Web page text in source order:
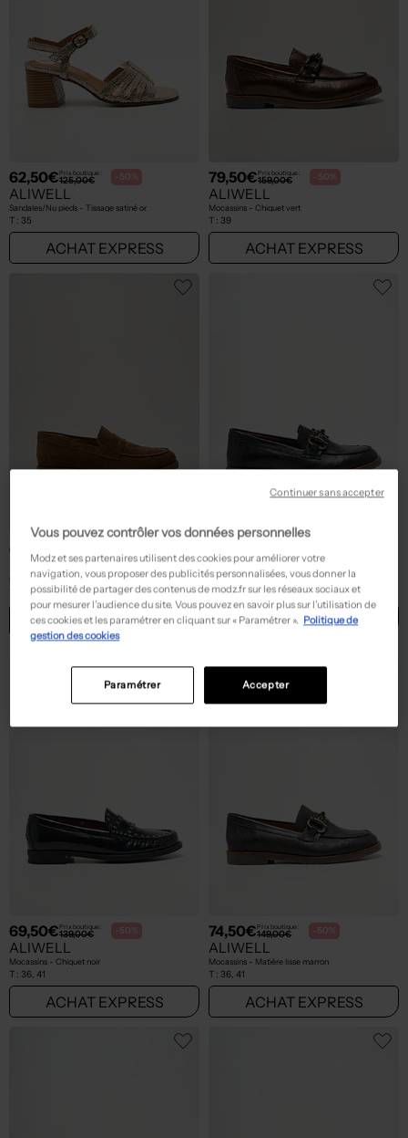
62,50€Prix boutique :
125,00€ -50%
ALIWELL
Sandales/Nu pieds - Tissage satiné or
T : 35
ACHAT EXPRESS
79,50€Prix boutique :
159,00€ -50%
ALIWELL
Mocassins - Chiquet vert
T : 39
ACHAT EXPRESS
69,50€ 139,00€
ALIWELL
Mocassins - Bout rond marron
35, 36
ACHAT EXPRESS
74,50€ 149,00€
ALIWELL
Mocassins - Matière lisse noir
T :36
ACHAT EXPRESS
69,50€Prix boutique :
139,00€ -50%
ALIWELL
Mocassins - Chiquet noir
T : 36, 41
ACHAT EXPRESS
74,50€Prix boutique :
149,00€ -50%
ALIWELL
Mocassins - Matière lisse marron
T : 36, 41
ACHAT EXPRESS
Vous pouvez contrôler vos données personnelles
Modz et ses partenaires utilisent des cookies pour améliorer votre
navigation, vous proposer des publicités personnalisées, vous donner la
possibilité de partager des contenus de modz.fr sur les réseaux sociaux et
pour mesurer l’audience du site. Vous pouvez en savoir plus sur l’utilisation de
ces cookies et les paramétrer en cliquant sur « Paramétrer ». Politique de
gestion des cookies
Accepter
Paramétrer
Continuer sans accepter